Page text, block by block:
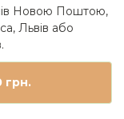
Новою Поштою,
Львів або
грн.